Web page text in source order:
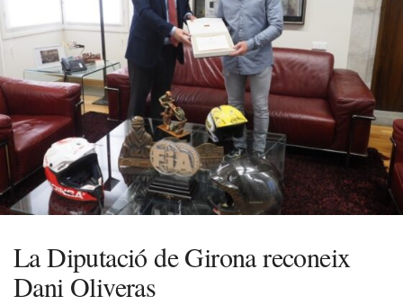
La Diputació de Girona reconeix
Dani Oliveras